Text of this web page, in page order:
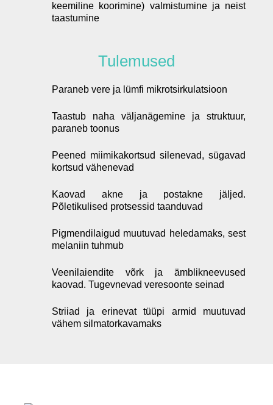
keemiline koorimine) valmistumine ja neist
taastumine
Tulemused
Paraneb vere ja lümfi mikrotsirkulatsioon
Taastub naha väljanägemine ja struktuur,
paraneb toonus
Peened miimikakortsud silenevad, sügavad
kortsud vähenevad
Kaovad akne ja postakne jäljed.
Põletikulised protsessid taanduvad
Pigmendilaigud muutuvad heledamaks, sest
melaniin tuhmub
Veenilaiendite võrk ja ämblikneevused
kaovad. Tugevnevad veresoonte seinad
Striiad ja erinevat tüüpi armid muutuvad
vähem silmatorkavamaks